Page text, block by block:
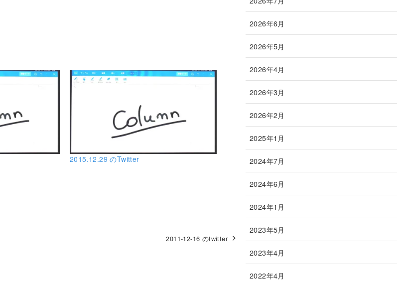
2015.12.29 のTwitter
2011-12-16 のtwitter
2026年6月
2026年5月
2026年4月
2026年3月
2026年2月
2025年1月
2024年7月
2024年6月
2024年1月
2023年5月
2023年4月
2022年4月